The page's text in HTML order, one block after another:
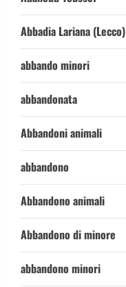
Abbadia Lariana (Lecco)
abbando minori
abbandonata
Abbandoni animali
abbandono
Abbandono animali
Abbandono di minore
abbandono minori